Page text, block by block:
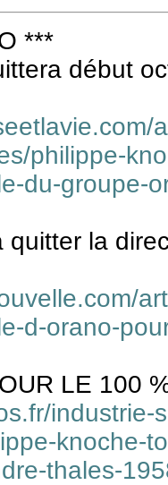
***
début
philippe-
du-groupe-
la
d-orano-
LE 100
industrie-
knoche-
thales-